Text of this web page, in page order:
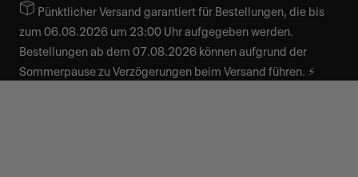
SPRINGEN
Pünktlicher Versand garantiert für Bestellungen, die bis
zum 06.08.2026 um 23:00 Uhr aufgegeben werden.
Bestellungen ab dem 07.08.2026 können aufgrund der
Sommerpause zu Verzögerungen beim Versand führen. ⚡